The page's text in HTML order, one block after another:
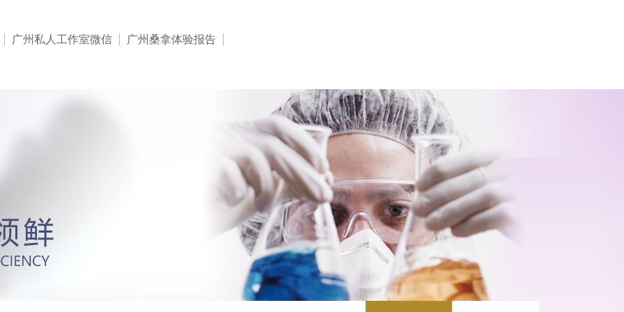
广州私人工作室微信 广州桑拿体验报告